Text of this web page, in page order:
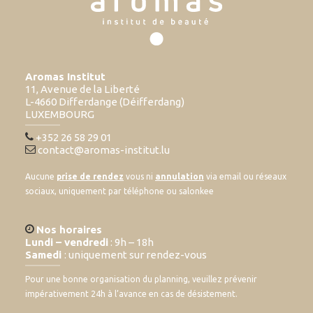
Aromas Institut
11, Avenue de la Liberté
L-4660 Differdange (Déifferdang)
LUXEMBOURG
+352 26 58 29 01
contact@aromas-institut.lu
Aucune prise de rendez vous ni annulation via email ou réseaux
sociaux, uniquement par téléphone ou salonkee
Nos horaires
Lundi – vendredi : 9h – 18h
Samedi : uniquement sur rendez-vous
Pour une bonne organisation du planning, veuillez prévenir
impérativement 24h à l’avance en cas de désistement.